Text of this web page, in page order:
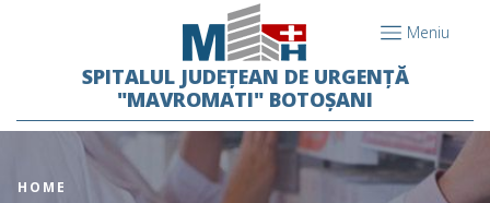
Meniu
SPITALUL JUDEȚEAN DE URGENȚĂ
"MAVROMATI" BOTOȘANI
HOME